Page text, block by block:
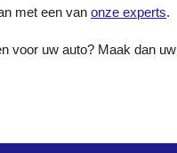
met een van onze experts.
voor uw auto? Maak dan uw